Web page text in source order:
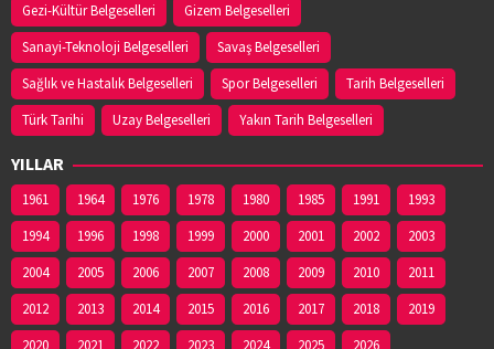
Gezi-Kültür Belgeselleri
Gizem Belgeselleri
Sanayi-Teknoloji Belgeselleri
Savaş Belgeselleri
Sağlık ve Hastalık Belgeselleri
Spor Belgeselleri
Tarih Belgeselleri
Türk Tarihi
Uzay Belgeselleri Yakın Tarih Belgeselleri
YILLAR
1961 1964 1976 1978 1980 1985 1991
1993
1994
1996 1998 1999 2000 2001 2002
2003
2004
2005 2006 2007 2008 2009 2010
2011
2012
2013 2014 2015 2016 2017 2018
2019
2020
2021 2022 2023 2024 2025 2026